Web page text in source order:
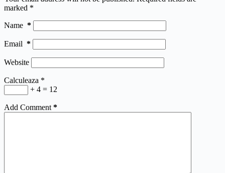
marked *
Name *
Email *
Website
Calculeaza *
+ 4 = 12
Add Comment *